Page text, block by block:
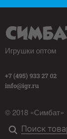
Игрушки оптом
+7 (495) 933 27 02
info@igr.ru
© 2018 «Симбат»